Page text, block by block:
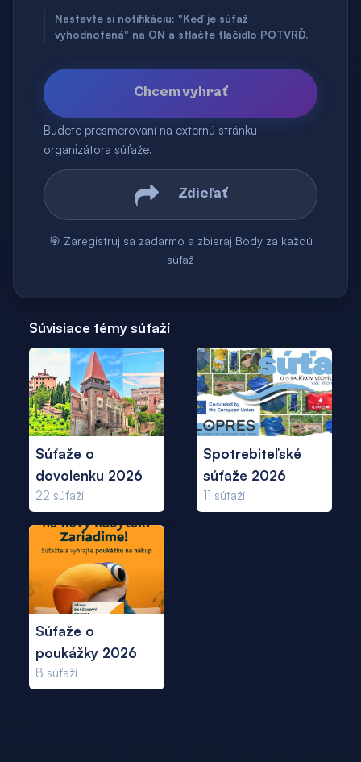
Nastavte si notifikáciu: "Keď je súťaž
vyhodnotená" na ON a stlačte tlačidlo POTVRĎ.
Chcem vyhrať
Budete presmerovaní na externú stránku
organizátora súťaže.
Zdieľať
🎯 Zaregistruj sa zadarmo a zbieraj Body za každú
súťaž
Súvisiace témy súťaží
Súťaže o
dovolenku 2026
22 súťaží
Spotrebiteľské
súťaže 2026
11 súťaží
Súťaže o
poukážky 2026
8 súťaží